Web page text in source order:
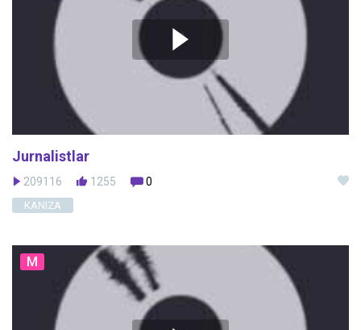
Jurnalistlar
209116 1255 0
KANIZA
M